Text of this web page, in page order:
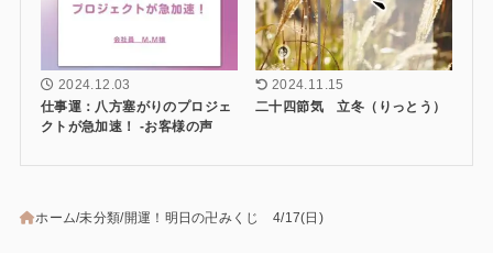
2024.12.03
仕事運：八方塞がりのプロジェ
クトが急加速！ -お客様の声
2024.11.15
二十四節気 立冬（りっとう）
ホーム 未分類 開運！明日の卍みくじ 4/17(日)